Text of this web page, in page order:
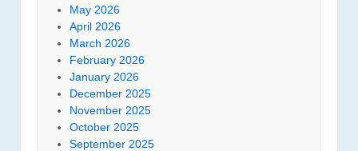
May 2026
April 2026
March 2026
February 2026
January 2026
December 2025
November 2025
October 2025
September 2025